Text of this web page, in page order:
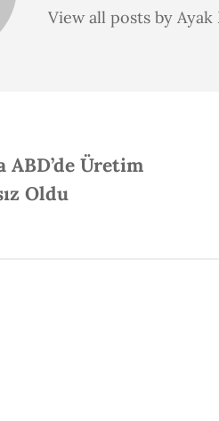
View all posts by Ayak
ABD’de Üretim
Oldu